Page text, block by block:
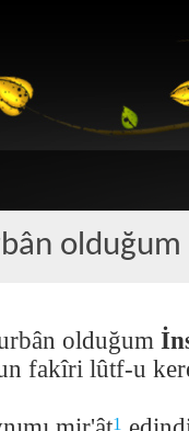
olduğum
fakîri lûtf-u
1